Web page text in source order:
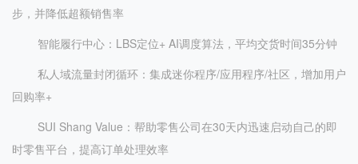
步，并降低超额销售率
智能履行中心：LBS定位+ AI调度算法，平均交货时间35分钟
私人域流量封闭循环：集成迷你程序/应用程序/社区，增加用户
回购率+
SUI Shang Value：帮助零售公司在30天内迅速启动自己的即
时零售平台，提高订单处理效率